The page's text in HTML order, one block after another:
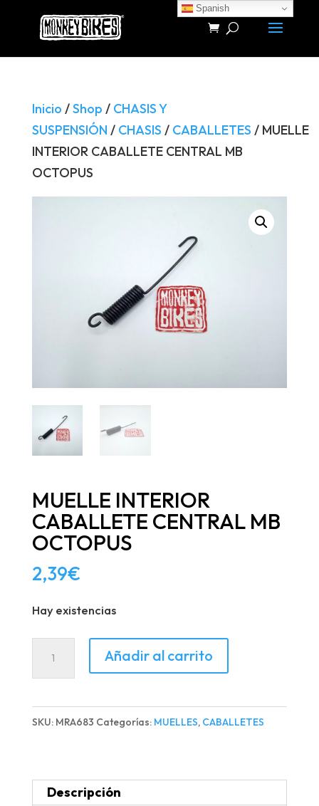
Búsqueda
productos
Inicio /Shop / CHASIS Y
SUSPENSIÓN / CHASIS / CABALLETES / MUELLE
INTERIOR CABALLETE CENTRAL MB
OCTOPUS
MUELLE INTERIOR
CABALLETE CENTRAL MB
OCTOPUS
2,39€
Hay existencias
CENTRAL
cantidad
Añadir al carrito
SKU: MRA683 Categorías: MUELLES, CABALLETES
Descripción
Spanish